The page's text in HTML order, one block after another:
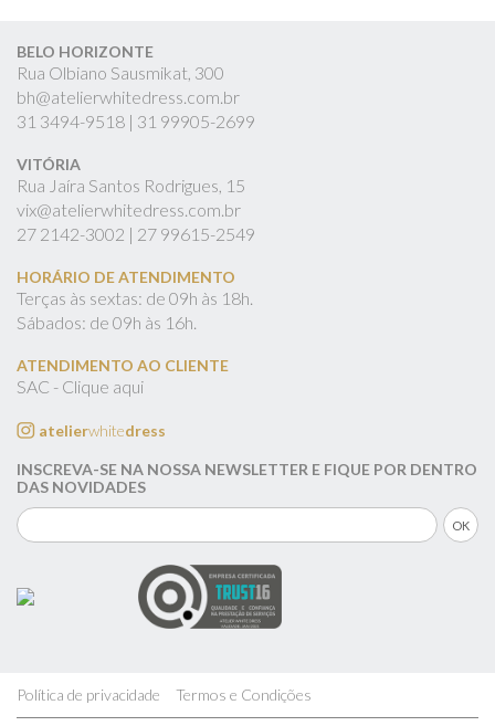
BELO HORIZONTE
Rua Olbiano Sausmikat, 300
bh@atelierwhitedress.com.br
31 3494-9518 | 31 99905-2699
VITÓRIA
Rua Jaíra Santos Rodrigues, 15
vix@atelierwhitedress.com.br
27 2142-3002 | 27 99615-2549
HORÁRIO DE ATENDIMENTO
Terças às sextas: de 09h às 18h.
Sábados: de 09h às 16h.
ATENDIMENTO AO CLIENTE
SAC - Clique aqui
atelierwhitedress
INSCREVA-SE NA NOSSA NEWSLETTER E FIQUE POR DENTRO
DAS NOVIDADES
Política de privacidade Termos e Condições